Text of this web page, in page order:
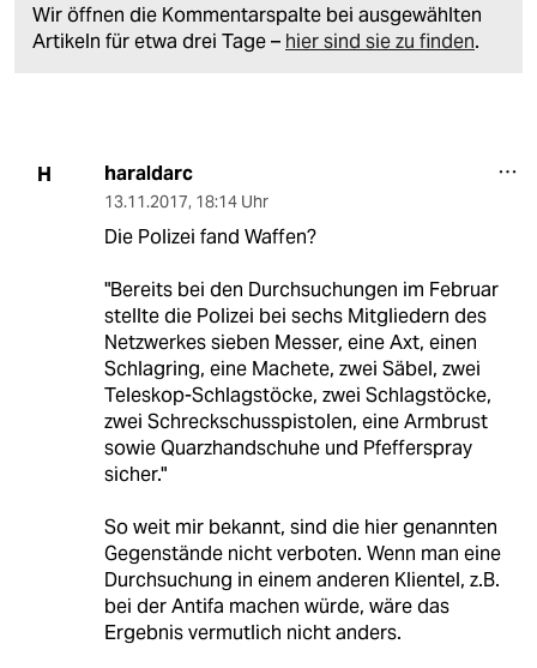
Wir öffnen die Kommentarspalte bei ausgewählten
Artikeln für etwa drei Tage – hier sind sie zu finden.
H haraldarc
13.11.2017, 18:14 Uhr
Die Polizei fand Waffen?
"Bereits bei den Durchsuchungen im Februar
stellte die Polizei bei sechs Mitgliedern des
Netzwerkes sieben Messer, eine Axt, einen
Schlagring, eine Machete, zwei Säbel, zwei
Teleskop-Schlagstöcke, zwei Schlagstöcke,
zwei Schreckschusspistolen, eine Armbrust
sowie Quarzhandschuhe und Pfefferspray
sicher."
So weit mir bekannt, sind die hier genannten
Gegenstände nicht verboten. Wenn man eine
Durchsuchung in einem anderen Klientel, z.B.
bei der Antifa machen würde, wäre das
Ergebnis vermutlich nicht anders.